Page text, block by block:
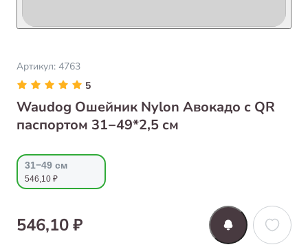
Артикул: 4763
5
Waudog Ошейник Nylon Авокадо с QR
паспортом 31−49*2,5 см
31−49 см
546,10 ₽
546,10 ₽